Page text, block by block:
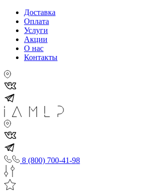
Доставка
Оплата
Услуги
Акции
О нас
Контакты
8 (800) 700-41-98